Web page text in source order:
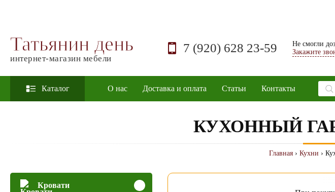
Татьянин день
интернет-магазин мебели
7 (920) 628 23-59
Не смогли
Закажите
Каталог О нас Доставка и оплата Статьи Контакты
КУХОННЫЙ
Главная› Кухни ›
Кровати